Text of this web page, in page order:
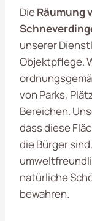
DieRäumung
unserer
Objektpflege.
von Parks,
Bereichen.
dass diese
die Bürger
natürliche
bewahren.